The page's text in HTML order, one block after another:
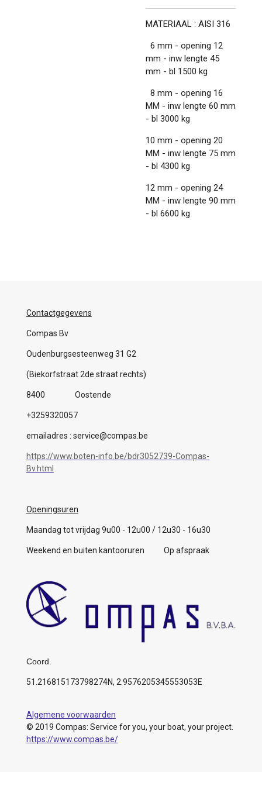
MATERIAAL : AISI 316
6 mm - opening 12
mm - inw lengte 45
mm - bl 1500 kg
8 mm - opening 16
MM - inw lengte 60 mm
- bl 3000 kg
10 mm - opening 20
MM - inw lengte 75 mm
- bl 4300 kg
12 mm - opening 24
MM - inw lengte 90 mm
- bl 6600 kg
Contactgegevens
Compas Bv
Oudenburgsesteenweg 31 G2
(Biekorfstraat 2de straat rechts)
8400 Oostende
+3259320057
emailadres : service@compas.be
https://www.boten-info.be/bdr3052739-Compas-
Bv.html
Openingsuren
Maandag tot vrijdag 9u00 - 12u00 / 12u30 - 16u30
Weekend en buiten kantooruren Op afspraak
Coord.
51.216815173798274N, 2.9576205345553053E
Algemene voorwaarden
© 2019 Compas: Service for you, your boat, your project.
https://www.compas.be/